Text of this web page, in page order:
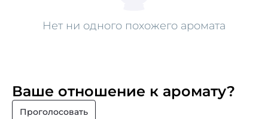
Нет ни одного похожего аромата
Ваше отношение к аромату?
Проголосовать